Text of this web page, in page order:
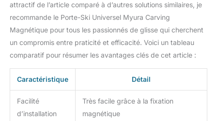
attractif de l’article comparé à d’autres solutions similaires, je
recommande le Porte-Ski Universel Myura Carving
Magnétique pour tous les passionnés de glisse qui cherchent
un compromis entre praticité et efficacité. Voici un tableau
comparatif pour résumer les avantages clés de cet article :
Caractéristique Détail
Facilité
d’installation
Très facile grâce à la fixation
magnétique